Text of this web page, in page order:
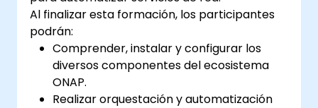
Al finalizar esta formación, los participantes
podrán:
Comprender, instalar y configurar los
diversos componentes del ecosistema
ONAP.
Realizar orquestación y automatización